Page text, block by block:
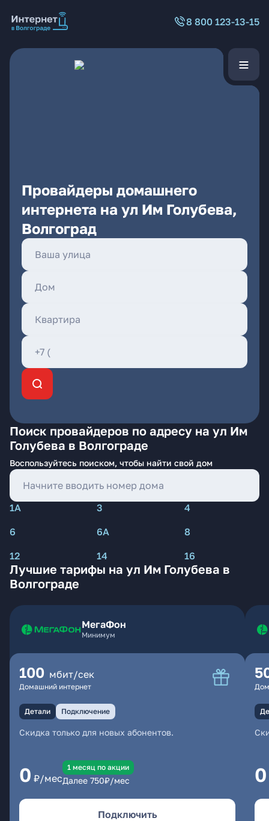
8 800 123-13-15
Провайдеры домашнего
интернета на ул Им Голубева,
Волгоград
Поиск провайдеров по адресу на ул Им
Голубева в Волгограде
Воспользуйтесь поиском, чтобы найти свой дом
1А 3
4
6
6А
8
12
14 16
Лучшие тарифы на ул Им Голубева в
Волгограде
МегаФон
Минимум
100 мбит/сек
Домашний интернет
Детали Подключение
Скидка только для новых абонентов.
0 ₽/мес
1 месяц по акции
Далее 750₽/мес
Подключить
0